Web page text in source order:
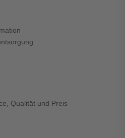
Qualität und Preis